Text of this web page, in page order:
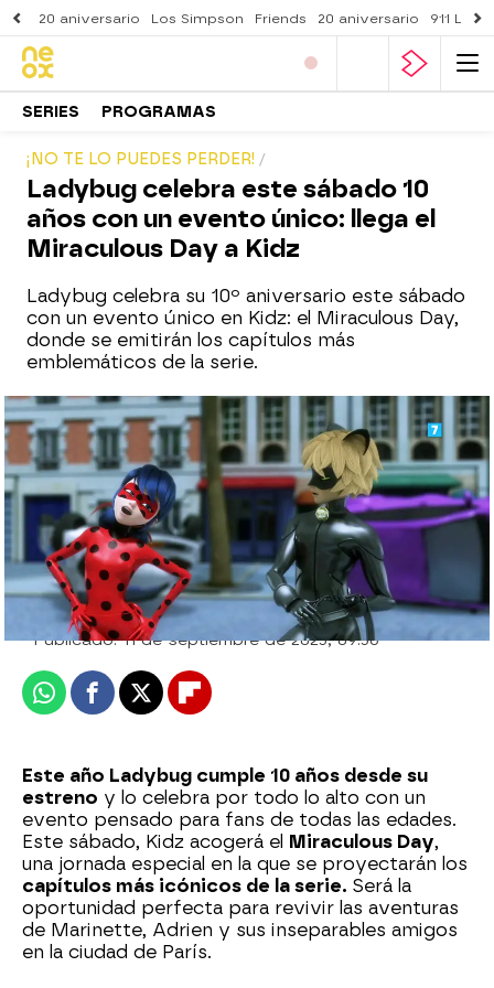
20 aniversario Los Simpson Friends 20 aniversario 911
SERIES PROGRAMAS
¡NO TE LO PUEDES PERDER!
Ladybug celebra este sábado 10
años con un evento único: llega el
Miraculous Day a Kidz
Ladybug celebra su 10º aniversario este sábado
con un evento único en Kidz: el Miraculous Day,
donde se emitirán los capítulos más
emblemáticos de la serie.
neox
Actualizado:26 de septiembre de 2025, 08:35
Publicado:11 de septiembre de 2025, 09:56
WhatsappFacebook
X Flipboard
Este año Ladybug cumple 10 años desde su
estreno y lo celebra por todo lo alto con un
evento pensado para fans de todas las edades.
Este sábado, Kidz acogerá el Miraculous Day,
una jornada especial en la que se proyectarán los
capítulos más icónicos de la serie. Será la
oportunidad perfecta para revivir las aventuras
de Marinette, Adrien y sus inseparables amigos
en la ciudad de París.